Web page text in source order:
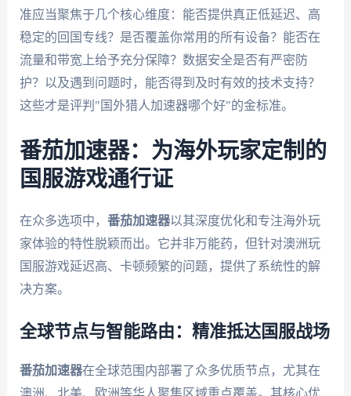
准应当聚焦于几个核心维度：能否提供真正低延迟、高
稳定的回国专线？是否覆盖你常用的所有设备？能否在
流量和带宽上给予充分保障？数据安全是否有严密防
护？以及遇到问题时，能否得到及时有效的技术支持？
这些才是评判"国外猎人加速器哪个好"的金标准。
番茄加速器：为海外玩家定制的
国服游戏通行证
在众多选项中， 番茄加速器以其深度优化和专注海外玩
家体验的特性脱颖而出。它并非万能药，但针对澳洲玩
国服游戏延迟高、卡顿频繁的问题，提供了系统性的解
决方案。
全球节点与智能路由：精准抵达国服战场
番茄加速器在全球范围内部署了众多优质节点，尤其在